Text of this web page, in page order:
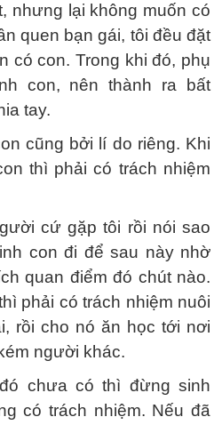
nhưng lại không muốn có
quen bạn gái, tôi đều đặt
có con. Trong khi đó, phụ
con, nên thành ra bất
tay.
cũng bởi lí do riêng. Khi
thì phải có trách nhiệm
cứ gặp tôi rồi nói sao
con đi để sau này nhờ
quan điểm đó chút nào.
phải có trách nhiệm nuôi
rồi cho nó ăn học tới nơi
người khác.
chưa có thì đừng sinh
có trách nhiệm. Nếu đã